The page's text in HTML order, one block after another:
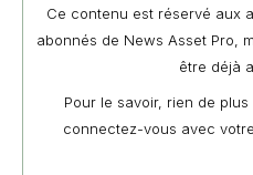
Ce contenu est réservé aux
abonnés de News Asset Pro,
être déjà
Pour le savoir, rien de
connectez-vous avec